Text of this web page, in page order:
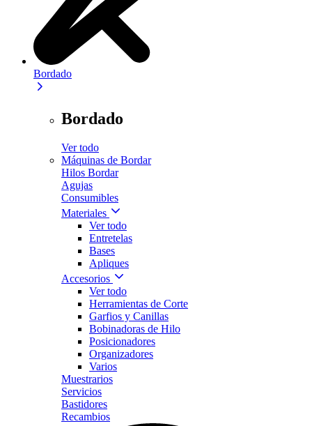
Bordado
Bordado
Ver todo
Máquinas de Bordar
Hilos Bordar
Agujas
Consumibles
Materiales
Ver todo
Entretelas
Bases
Apliques
Accesorios
Ver todo
Herramientas de Corte
Garfios y Canillas
Bobinadoras de Hilo
Posicionadores
Organizadores
Varios
Muestrarios
Servicios
Bastidores
Recambios